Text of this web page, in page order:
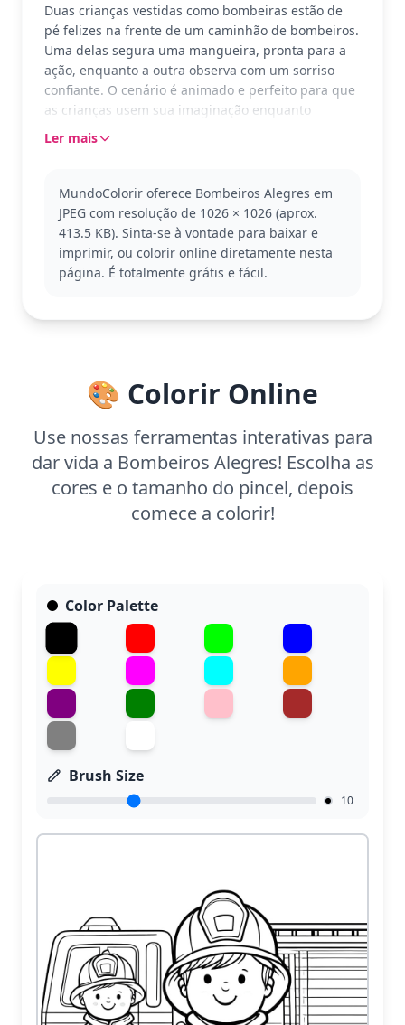
Duas crianças vestidas como bombeiras estão de
pé felizes na frente de um caminhão de bombeiros.
Uma delas segura uma mangueira, pronta para a
ação, enquanto a outra observa com um sorriso
confiante. O cenário é animado e perfeito para que
as crianças usem sua imaginação enquanto
colorem.
equipe. Se você gostou desta cena, pode gostar de
outras páginas de bombeiros ou veículos de
resgate na mesma categoria.
Esta página de colorir é fácil e adequada para
Ler mais
MundoColorir oferece Bombeiros Alegres em
JPEG com resolução de 1026 × 1026 (aprox.
413.5 KB). Sinta-se à vontade para baixar e
imprimir, ou colorir online diretamente nesta
página. É totalmente grátis e fácil.
🎨 Colorir Online
Use nossas ferramentas interativas para
dar vida a Bombeiros Alegres! Escolha as
cores e o tamanho do pincel, depois
comece a colorir!
Color Palette
Brush Size
10